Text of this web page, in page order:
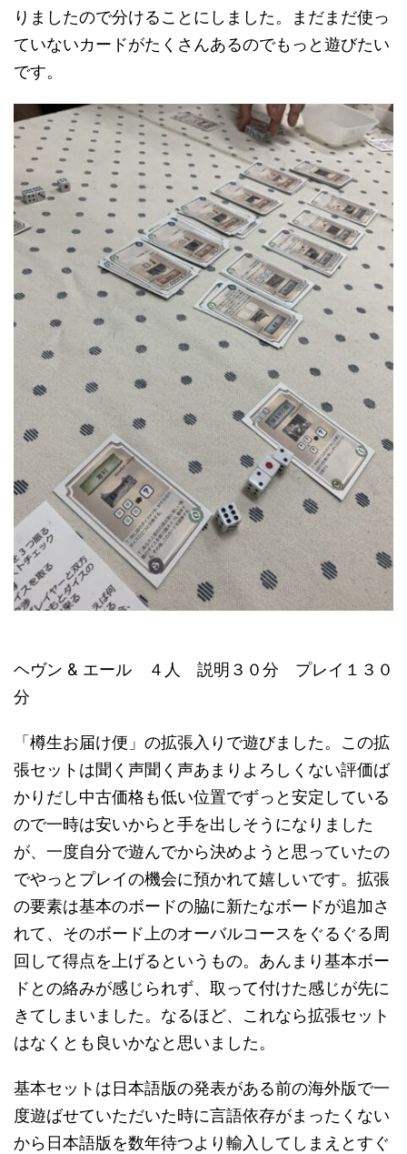
りましたので分けることにしました。まだまだ使っ
ていないカードがたくさんあるのでもっと遊びたい
です。
ヘヴン & エール ４人 説明３０分 プレイ１３０
分
「樽生お届け便」の拡張入りで遊びました。この拡
張セットは聞く声聞く声あまりよろしくない評価ば
かりだし中古価格も低い位置でずっと安定している
ので一時は安いからと手を出しそうになりました
が、一度自分で遊んでから決めようと思っていたの
でやっとプレイの機会に預かれて嬉しいです。拡張
の要素は基本のボードの脇に新たなボードが追加さ
れて、そのボード上のオーバルコースをぐるぐる周
回して得点を上げるというもの。あんまり基本ボー
ドとの絡みが感じられず、取って付けた感じが先に
きてしまいました。なるほど、これなら拡張セット
はなくとも良いかなと思いました。
基本セットは日本語版の発表がある前の海外版で一
度遊ばせていただいた時に言語依存がまったくない
から日本語版を数年待つより輸入してしまえとすぐ